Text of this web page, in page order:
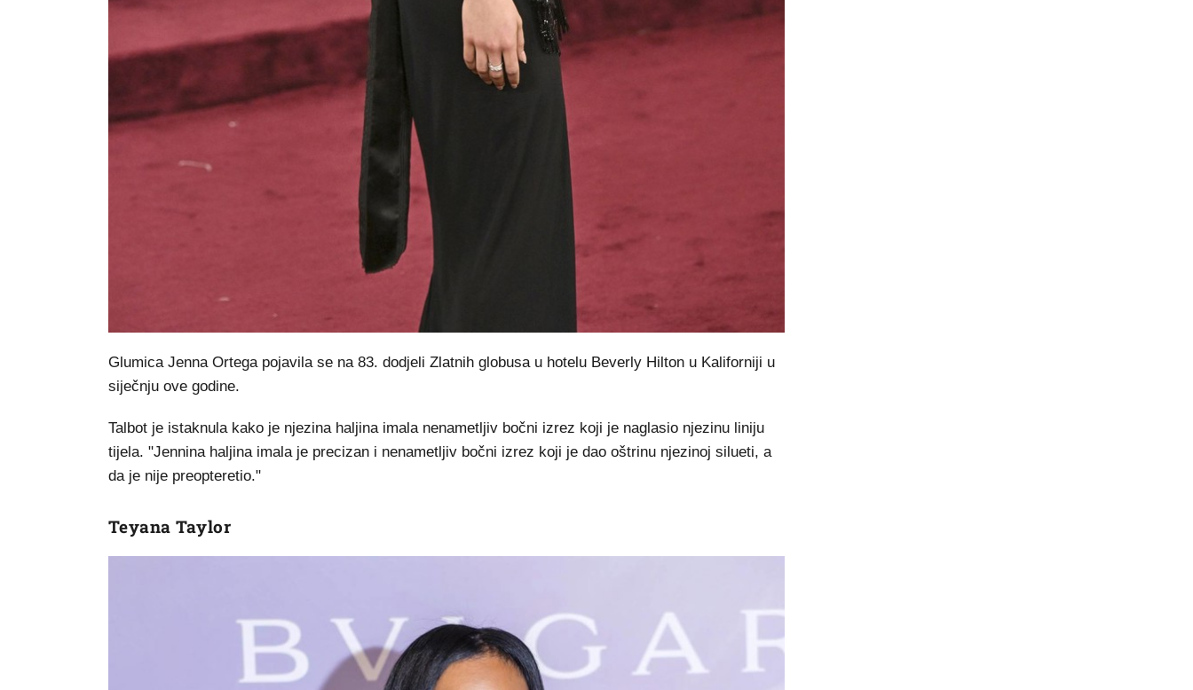
Glumica Jenna Ortega pojavila se na 83. dodjeli Zlatnih globusa u hotelu Beverly Hilton u Kaliforniji u
siječnju ove godine.
Talbot je istaknula kako je njezina haljina imala nenametljiv bočni izrez koji je naglasio njezinu liniju
tijela. "Jennina haljina imala je precizan i nenametljiv bočni izrez koji je dao oštrinu njezinoj silueti, a
da je nije preopteretio."
Teyana Taylor